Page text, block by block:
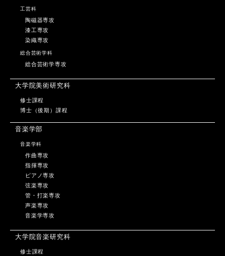
工芸科
陶磁器専攻
漆工専攻
染織専攻
総合芸術学科
総合芸術学専攻
大学院美術研究科
修士課程
博士（後期）課程
音楽学部
音楽学科
作曲専攻
指揮専攻
ピアノ専攻
弦楽専攻
管・打楽専攻
声楽専攻
音楽学専攻
大学院音楽研究科
修士課程